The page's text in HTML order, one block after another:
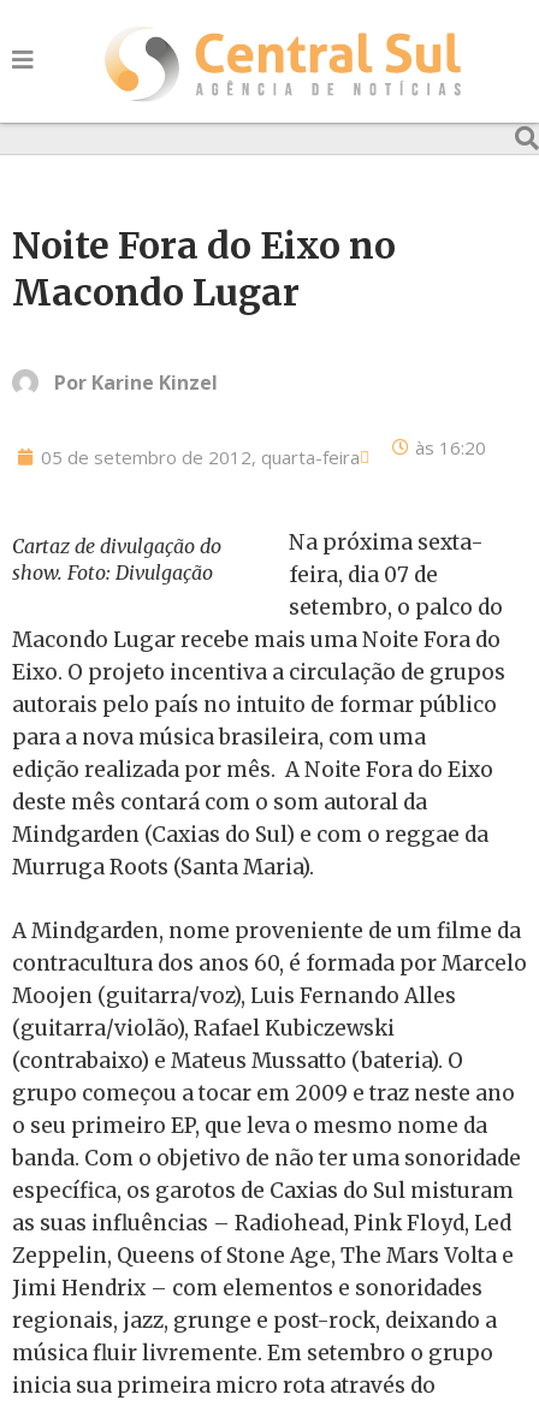
Noite Fora do Eixo no
Macondo Lugar
Por Karine Kinzel
05 de setembro de 2012, quarta-feira às 16:20
Cartaz de divulgação do
show. Foto: Divulgação
Na próxima sexta-
feira, dia 07 de
setembro, o palco do
Macondo Lugar recebe mais uma Noite Fora do
Eixo. O projeto incentiva a circulação de grupos
autorais pelo país no intuito de formar público
para a nova música brasileira, com uma
edição realizada por mês. A Noite Fora do Eixo
deste mês contará com o som autoral da
Mindgarden (Caxias do Sul) e com o reggae da
Murruga Roots (Santa Maria).
A Mindgarden, nome proveniente de um filme da
contracultura dos anos 60, é formada por Marcelo
Moojen (guitarra/voz), Luis Fernando Alles
(guitarra/violão), Rafael Kubiczewski
(contrabaixo) e Mateus Mussatto (bateria). O
grupo começou a tocar em 2009 e traz neste ano
o seu primeiro EP, que leva o mesmo nome da
banda. Com o objetivo de não ter uma sonoridade
específica, os garotos de Caxias do Sul misturam
as suas influências – Radiohead, Pink Floyd, Led
Zeppelin, Queens of Stone Age, The Mars Volta e
Jimi Hendrix – com elementos e sonoridades
regionais, jazz, grunge e post-rock, deixando a
música fluir livremente. Em setembro o grupo
inicia sua primeira micro rota através do